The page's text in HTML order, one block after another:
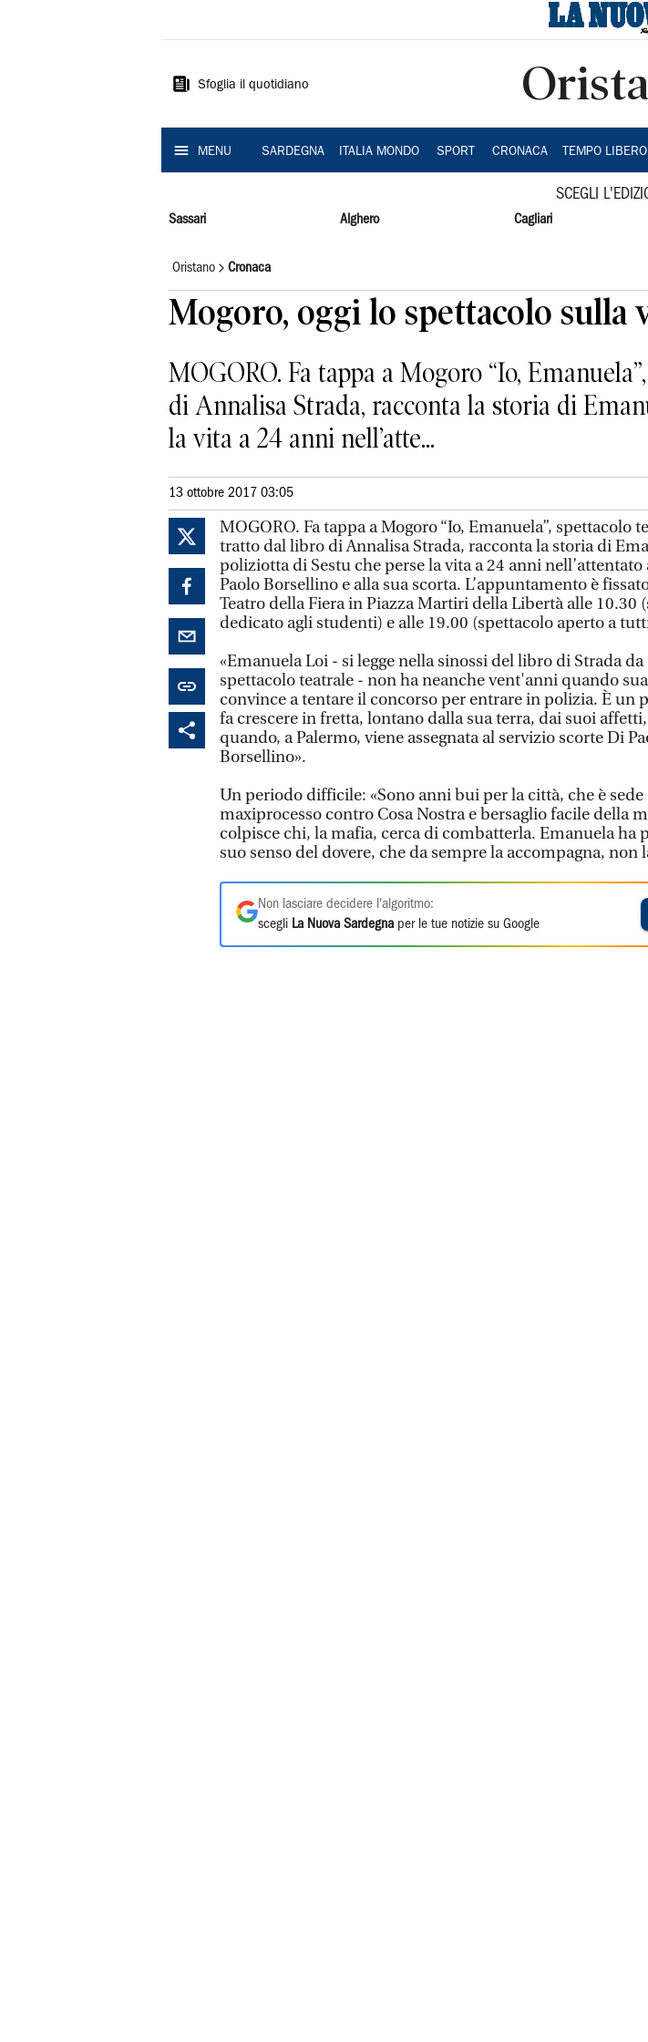
Sardegna
Sfoglia il quotidiano
MENU SARDEGNA ITALIA MONDO SPORT CRONACA TEMPO LIBERO
SCEGLI
Sassari Alghero Cagliari
Oristano Cronaca
Mogoro, oggi lo spettacolo sulla
MOGORO. Fa tappa a Mogoro “Io,
di Annalisa Strada, racconta la storia di
la vita a 24 anni nell’atte...
13 ottobre 2017 03:05
MOGORO. Fa tappa a Mogoro “Io, Emanuela”, spettacolo
tratto dal libro di Annalisa Strada, racconta la storia di
poliziotta di Sestu che perse la vita a 24 anni nell’attentato
Paolo Borsellino e alla sua scorta. L’appuntamento è
Teatro della Fiera in Piazza Martiri della Libertà alle 10.30
dedicato agli studenti) e alle 19.00 (spettacolo aperto a
«Emanuela Loi - si legge nella sinossi del libro di Strada
spettacolo teatrale - non ha neanche vent'anni quando
convince a tentare il concorso per entrare in polizia. È un
fa crescere in fretta, lontano dalla sua terra, dai suoi
quando, a Palermo, viene assegnata al servizio scorte Di
Borsellino».
Un periodo difficile: «Sono anni bui per la città, che è sede
maxiprocesso contro Cosa Nostra e bersaglio facile della
colpisce chi, la mafia, cerca di combatterla. Emanuela ha
suo senso del dovere, che da sempre la accompagna, non
Non lasciare decidere l'algoritmo:
scegli La Nuova Sardegna per le tue notizie su Google